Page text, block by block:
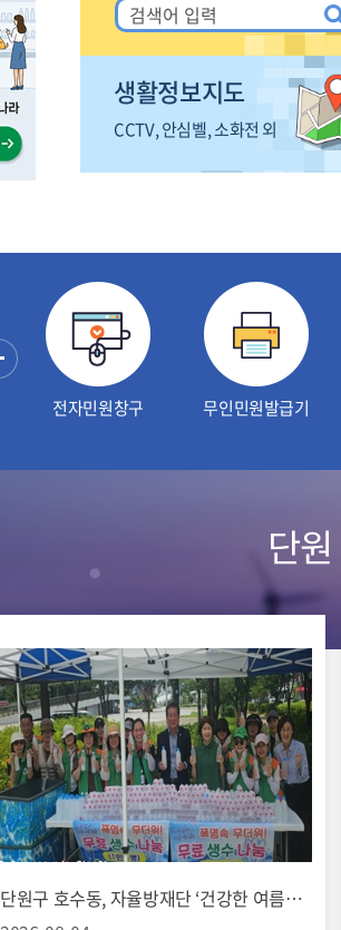
생활정보지도
CCTV, 안심벨, 소화전 외
전자민원창구 무인민원발급기
단원
단원구 호수동, 자율방재단 ‘건강한 여름나기’ 얼음물 나눔 행사 실시